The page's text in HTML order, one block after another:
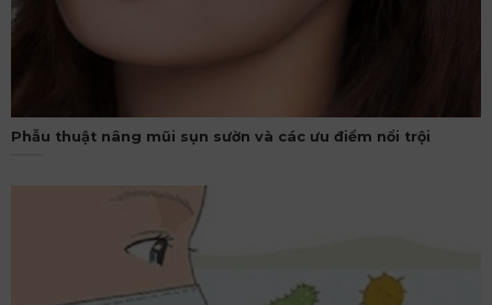
Phẫu thuật nâng mũi sụn sườn và các ưu điểm nổi trội